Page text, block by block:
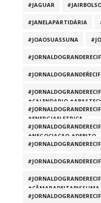
#JAGUAR
#JANELAPARTIDÁRIA
#JOAOSUASSUNA
#CALENDARIO
#ENERGIAELETRICA
#NEGOCIACAO #DEBITO
#CÂMARADEITAPISSUMA